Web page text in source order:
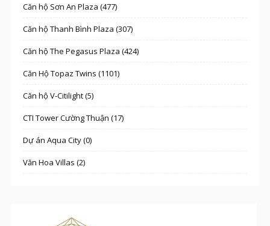
Căn hộ Sơn An Plaza (477)
Căn hộ Thanh Bình Plaza (307)
Căn hộ The Pegasus Plaza (424)
Căn Hộ Topaz Twins (1101)
Căn hộ V-Citilight (5)
CTI Tower Cường Thuận (17)
Dự án Aqua City (0)
Văn Hoa Villas (2)